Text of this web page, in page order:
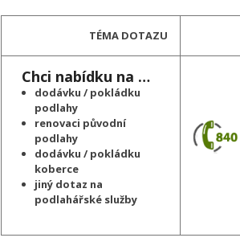
TÉMA DOTAZU
Chci nabídku na …
dodávku / pokládku
podlahy
renovaci původní
podlahy
dodávku / pokládku
koberce
jiný dotaz na
podlahářské služby